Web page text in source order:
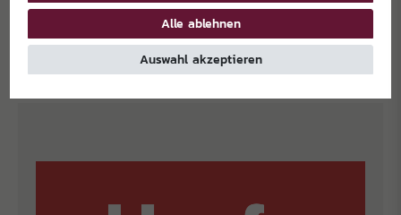
Alle ablehnen
Auswahl akzeptieren